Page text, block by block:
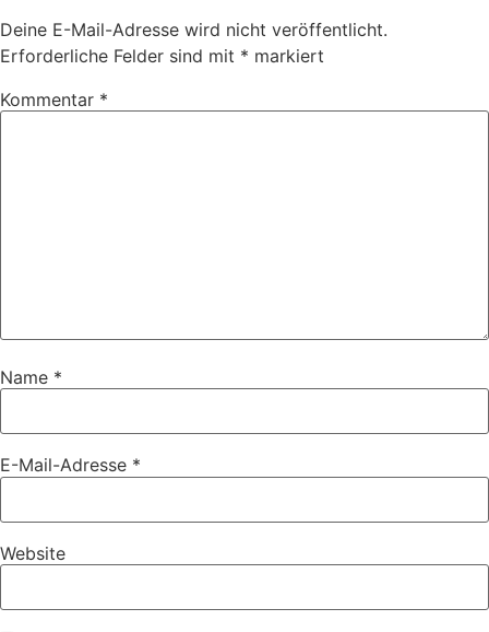
Deine E-Mail-Adresse wird nicht veröffentlicht.
Erforderliche Felder sind mit * markiert
Kommentar *
Name *
E-Mail-Adresse *
Website